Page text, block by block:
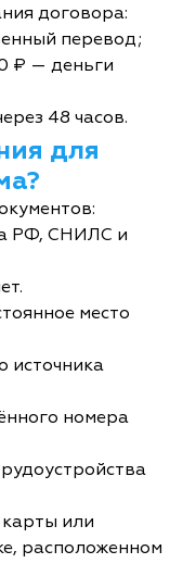
договора:
перевод;
₽ — деньги
48 часов.
для
РФ, СНИЛС и
место
источника
номера
или
расположенном